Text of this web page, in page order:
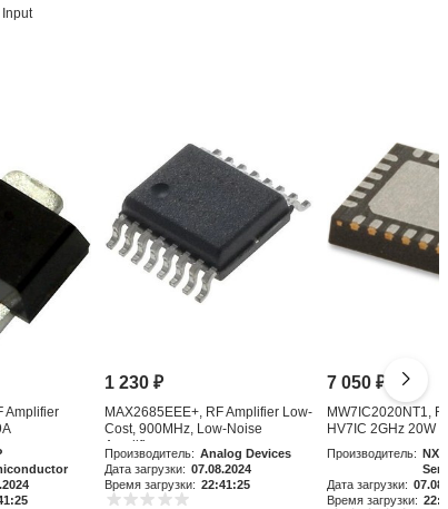
Amplifier
1 230₽
MAX2685EEE+, RF Amplifier Low-
Cost, 900MHz, Low-Noise
Amplifier an
Производитель: Analog Devices
Дата загрузки: 07.08.2024
Время загрузки: 22:41:25
7 050₽
MW7IC2020NT1,
HV7IC 2GHz 20W
Производитель: NXP
Дата загрузки:
Время загрузки: